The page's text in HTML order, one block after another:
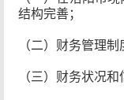
结构完善；
（二）财务管理制
（三）财务状况